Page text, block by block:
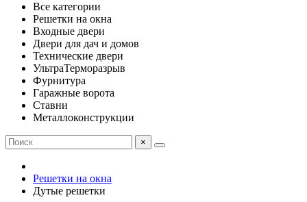
Все категории
Решетки на окна
Входные двери
Двери для дач и домов
Технические двери
УльтраТерморазрыв
Фурнитура
Гаражные ворота
Ставни
Металлоконструкции
×
Решетки на окна
Дутые решетки